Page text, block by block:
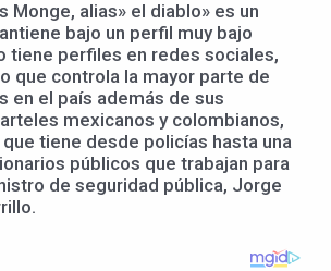
Monge, alias» el diablo» es un
bajo un perfil muy bajo
tiene perfiles en redes sociales,
que controla la mayor parte de
en el país además de sus
mexicanos y colombianos,
que tiene desde policías hasta una
públicos que trabajan para
de seguridad pública, Jorge